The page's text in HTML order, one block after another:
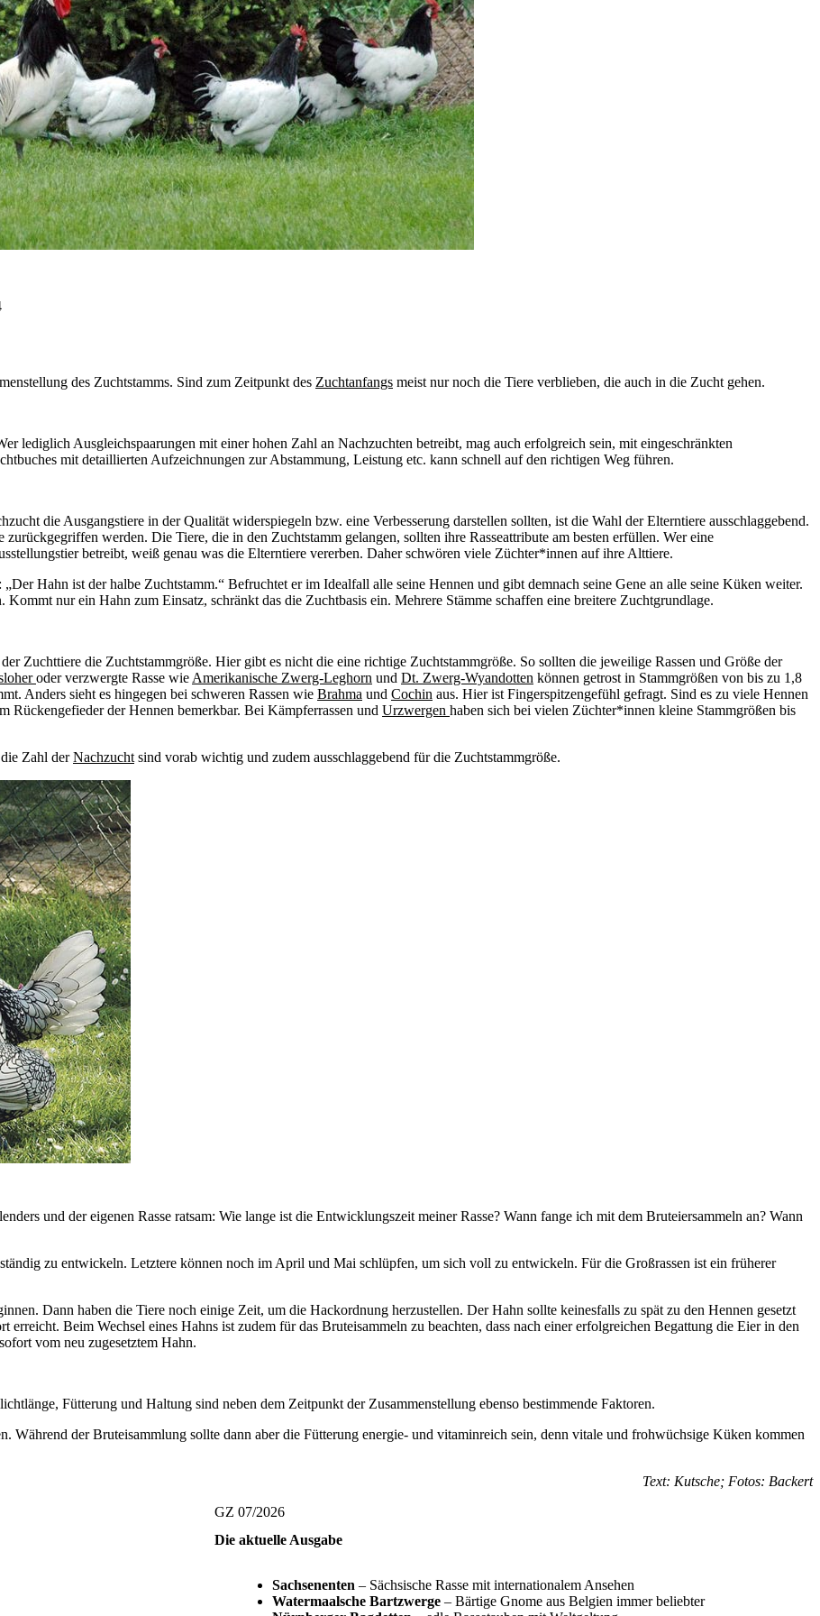
des Zuchtstamms. Sind zum Zeitpunkt des Zuchtanfangs meist nur noch die Tiere verblieben, die auch in die Zucht gehen.
lediglich Ausgleichspaarungen mit einer hohen Zahl an Nachzuchten betreibt, mag auch erfolgreich sein, mit eingeschränkten
mit detaillierten Aufzeichnungen zur Abstammung, Leistung etc. kann schnell auf den richtigen Weg führen.
die Ausgangstiere in der Qualität widerspiegeln bzw. eine Verbesserung darstellen sollten, ist die Wahl der Elterntiere ausschlaggebend.
werden. Die Tiere, die in den Zuchtstamm gelangen, sollten ihre Rasseattribute am besten erfüllen. Wer eine
betreibt, weiß genau was die Elterntiere vererben. Daher schwören viele Züchter*innen auf ihre Alttiere.
Hahn ist der halbe Zuchtstamm.“ Befruchtet er im Idealfall alle seine Hennen und gibt demnach seine Gene an alle seine Küken weiter.
nur ein Hahn zum Einsatz, schränkt das die Zuchtbasis ein. Mehrere Stämme schaffen eine breitere Zuchtgrundlage.
Zuchttiere die Zuchtstammgröße. Hier gibt es nicht die eine richtige Zuchtstammgröße. So sollten die jeweilige Rassen und Größe der
oder verzwergte Rasse wie Amerikanische Zwerg-Leghorn und Dt. Zwerg-Wyandotten können getrost in Stammgrößen von bis zu 1,8
Anders sieht es hingegen bei schweren Rassen wie Brahma und Cochin aus. Hier ist Fingerspitzengefühl gefragt. Sind es zu viele Hennen
Rückengefieder der Hennen bemerkbar. Bei Kämpferrassen und Urzwergen haben sich bei vielen Züchter*innen kleine Stammgrößen bis
Zahl derNachzucht sind vorab wichtig und zudem ausschlaggebend für die Zuchtstammgröße.
und der eigenen Rasse ratsam: Wie lange ist die Entwicklungszeit meiner Rasse? Wann fange ich mit dem Bruteiersammeln an? Wann
zu entwickeln. Letztere können noch im April und Mai schlüpfen, um sich voll zu entwickeln. Für die Großrassen ist ein früherer
Dann haben die Tiere noch einige Zeit, um die Hackordnung herzustellen. Der Hahn sollte keinesfalls zu spät zu den Hennen gesetzt
Beim Wechsel eines Hahns ist zudem für das Bruteisammeln zu beachten, dass nach einer erfolgreichen Begattung die Eier in den
vom neu zugesetztem Hahn.
Fütterung und Haltung sind neben dem Zeitpunkt der Zusammenstellung ebenso bestimmende Faktoren.
Während der Bruteisammlung sollte dann aber die Fütterung energie- und vitaminreich sein, denn vitale und frohwüchsige Küken kommen
Text: Kutsche; Fotos: Backert
GZ 07/2026
Die aktuelle Ausgabe
Sachsenenten – Sächsische Rasse mit internationalem Ansehen
Watermaalsche Bartzwerge – Bärtige Gnome aus Belgien immer beliebter